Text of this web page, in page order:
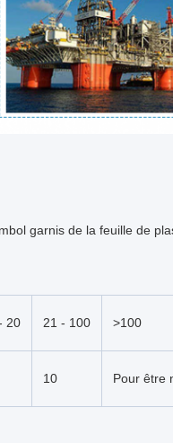
garnis de la feuille de
20 21 - 100 >100
10 Pour être